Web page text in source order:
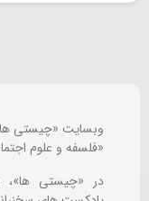
وبسایت «چیستی
«فلسفه و علوم
در «چیستی ها»،